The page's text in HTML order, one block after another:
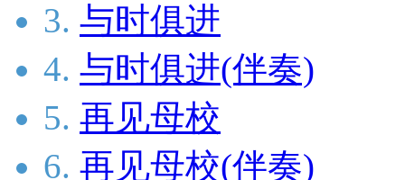
3. 与时俱进
4. 与时俱进(伴奏)
5. 再见母校
6. 再见母校(伴奏)